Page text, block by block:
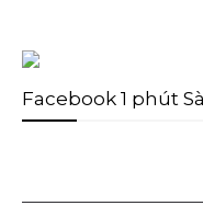
Facebook 1 phút